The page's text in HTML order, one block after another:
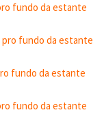
fundo da estante
pro fundo da estante
fundo da estante
fundo da estante